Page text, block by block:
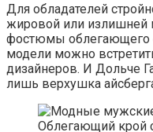
Для обладателей
жировой или излишней
фостюмы облегающего
модели можно
дизайнеров. И Дольче
лишь верхушка
Облегающий крой